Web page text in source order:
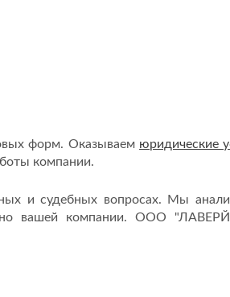
форм. Оказываем юридические
компании.
и судебных вопросах. Мы
вашей компании. ООО